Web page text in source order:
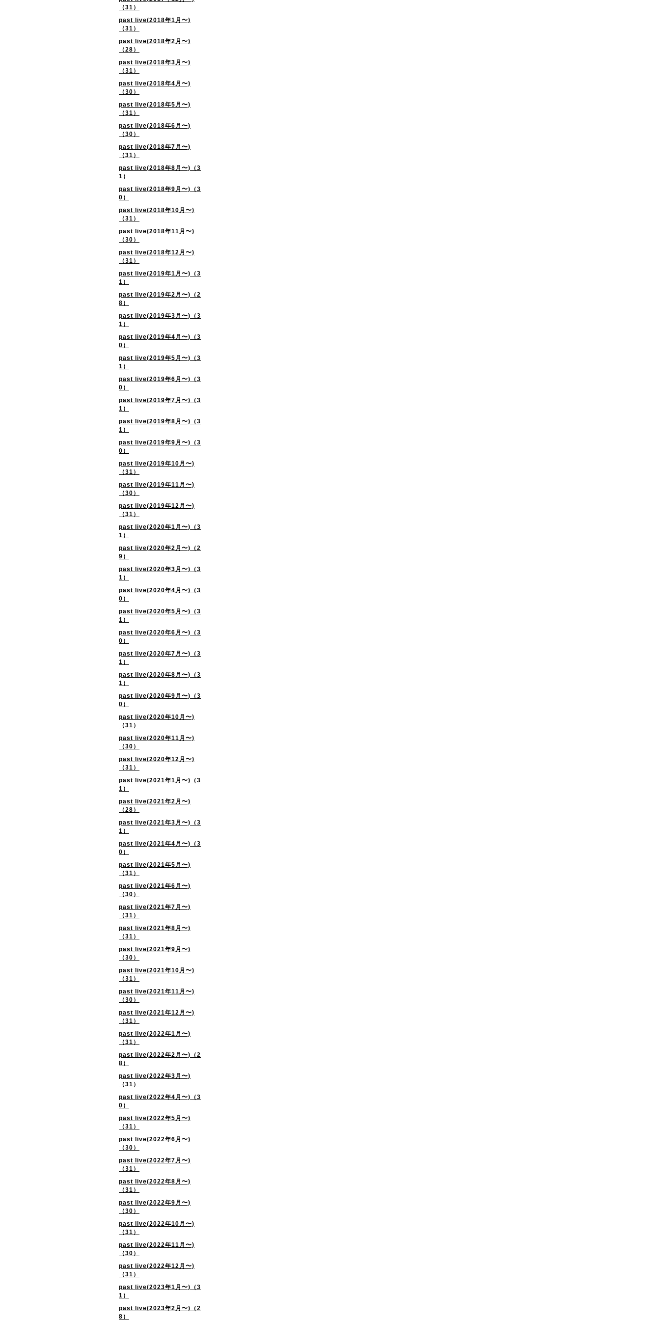
（31）
past live(2018年1月〜)
（31）
past live(2018年2月〜)
（28）
past live(2018年3月〜)
（31）
past live(2018年4月〜)
（30）
past live(2018年5月〜)
（31）
past live(2018年6月〜)
（30）
past live(2018年7月〜)
（31）
past live(2018年8月〜)（3
1）
past live(2018年9月〜)（3
0）
past live(2018年10月〜)
（31）
past live(2018年11月〜)
（30）
past live(2018年12月〜)
（31）
past live(2019年1月〜)（3
1）
past live(2019年2月〜)（2
8）
past live(2019年3月〜)（3
1）
past live(2019年4月〜)（3
0）
past live(2019年5月〜)（3
1）
past live(2019年6月〜)（3
0）
past live(2019年7月〜)（3
1）
past live(2019年8月〜)（3
1）
past live(2019年9月〜)（3
0）
past live(2019年10月〜)
（31）
past live(2019年11月〜)
（30）
past live(2019年12月〜)
（31）
past live(2020年1月〜)（3
1）
past live(2020年2月〜)（2
9）
past live(2020年3月〜)（3
1）
past live(2020年4月〜)（3
0）
past live(2020年5月〜)（3
1）
past live(2020年6月〜)（3
0）
past live(2020年7月〜)（3
1）
past live(2020年8月〜)（3
1）
past live(2020年9月〜)（3
0）
past live(2020年10月〜)
（31）
past live(2020年11月〜)
（30）
past live(2020年12月〜)
（31）
past live(2021年1月〜)（3
1）
past live(2021年2月〜)
（28）
past live(2021年3月〜)（3
1）
past live(2021年4月〜)（3
0）
past live(2021年5月〜)
（31）
past live(2021年6月〜)
（30）
past live(2021年7月〜)
（31）
past live(2021年8月〜)
（31）
past live(2021年9月〜)
（30）
past live(2021年10月〜)
（31）
past live(2021年11月〜)
（30）
past live(2021年12月〜)
（31）
past live(2022年1月〜)
（31）
past live(2022年2月〜)（2
8）
past live(2022年3月〜)
（31）
past live(2022年4月〜)（3
0）
past live(2022年5月〜)
（31）
past live(2022年6月〜)
（30）
past live(2022年7月〜)
（31）
past live(2022年8月〜)
（31）
past live(2022年9月〜)
（30）
past live(2022年10月〜)
（31）
past live(2022年11月〜)
（30）
past live(2022年12月〜)
（31）
past live(2023年1月〜)（3
1）
past live(2023年2月〜)（2
8）